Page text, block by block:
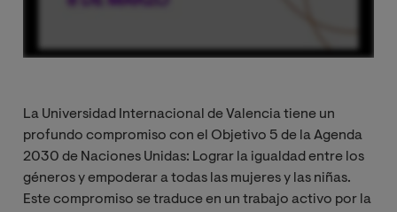
La Universidad Internacional de Valencia tiene un
profundo compromiso con el Objetivo 5 de la Agenda
2030 de Naciones Unidas: Lograr la igualdad entre los
géneros y empoderar a todas las mujeres y las niñas.
Este compromiso se traduce en un trabajo activo por la